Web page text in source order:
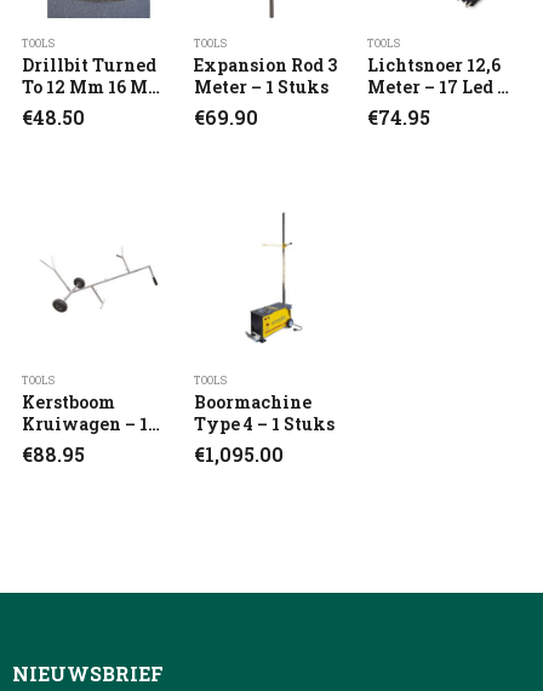
TOOLS
Drillbit Turned
To 12 Mm 16 Mm
– 1 Stuks
€48.50
TOOLS
Expansion Rod 3
Meter – 1 Stuks
€69.90
TOOLS
Lichtsnoer 12,6
Meter – 17 Led X
3W
€74.95
TOOLS
Kerstboom
Kruiwagen – 1
Stuks
€88.95
TOOLS
Boormachine
Type 4 – 1 Stuks
€1,095.00
NIEUWSBRIEF